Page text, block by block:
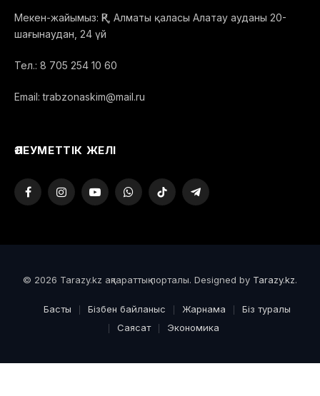
Мекен-жайымыз: ҚР, Алматы қаласы Алатау ауданы 20-
шағынаудан, 24 үй
Тел.: 8 705 254 10 60
Email: trabzonaskim@mail.ru
ӘЛЕУМЕТТІК ЖЕЛІ
FacebookInstagramYouTubeWhatsAppTikTok Telegram
© 2026 Tarazy.kz ақпараттық порталы. Designed by Tarazy.kz.
Басты Бізбен байланыс Жарнама
Біз туралы
Саясат
Экономика